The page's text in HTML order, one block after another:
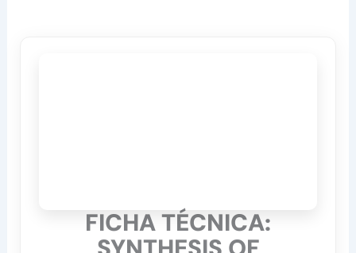
FICHA TÉCNICA: